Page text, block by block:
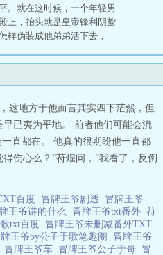
。就在这时候，一个年轻男
上，抬头就是皇帝锋利阴鸷
样伪装成他弟弟活下去，
众人都觉得这位动不动就晕
替……不敢想他会有多惨！”
次，怎么还不回寝殿睡觉。”
如名所示，冒牌王爷，无血
这地方于他而言其实四下茫然，但
已夷为平地。 前者他们可能会流
直都在。 他真的很期盼他一直都
伤心么？”苻煌问，“我看了，反倒
百度 冒牌王爷剧透 冒牌王爷
王爷讲的什么 冒牌王爷txt番外 苻
txt百度 冒牌王爷未删减番外TXT
王爷by公子于歌笔趣阁 冒牌王爷
冒牌王爷车 冒牌王爷公子于哥 冒